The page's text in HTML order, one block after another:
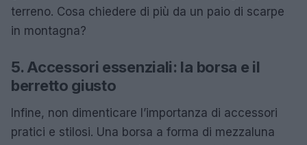
terreno. Cosa chiedere di più da un paio di scarpe
in montagna?
5. Accessori essenziali: la borsa e il
berretto giusto
Infine, non dimenticare l’importanza di accessori
pratici e stilosi. Una borsa a forma di mezzaluna